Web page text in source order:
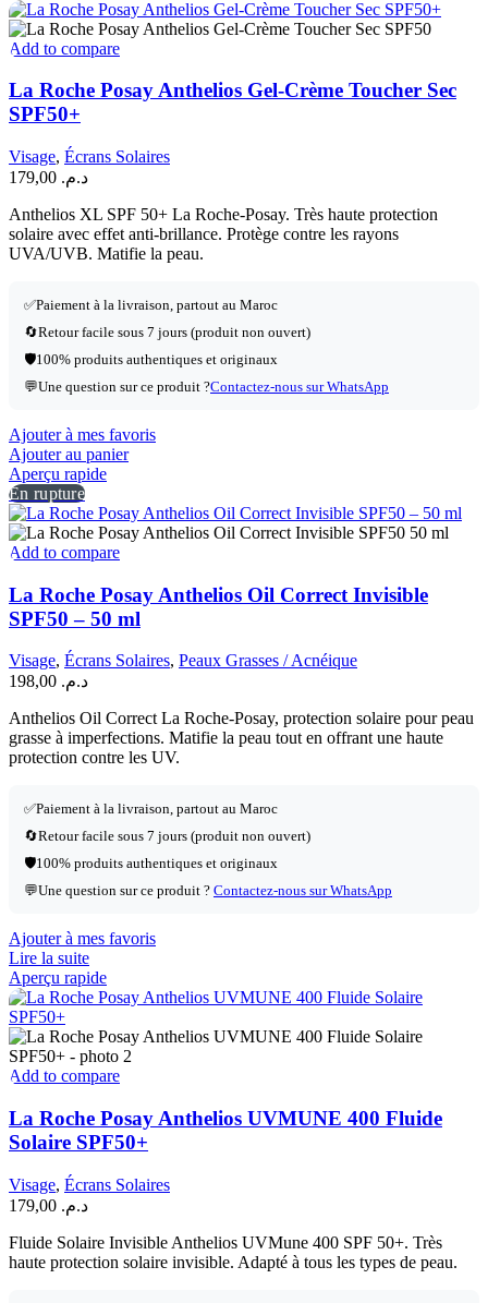
Add to compare
La Roche Posay Anthelios Gel-Crème Toucher Sec
SPF50+
Visage, Écrans Solaires
د.م.
Anthelios XL SPF 50+ La Roche-Posay. Très haute protection
solaire avec effet anti-brillance. Protège contre les rayons
UVA/UVB. Matifie la peau.
✅Paiement à la livraison, partout au Maroc
🔄Retour facile sous 7 jours (produit non ouvert)
🛡️100% produits authentiques et originaux
💬Une question sur ce produit ?Contactez-nous sur WhatsApp
Ajouter à mes favoris
Ajouter au panier
Aperçu rapide
En rupture
Add to compare
La Roche Posay Anthelios Oil Correct Invisible
SPF50 – 50 ml
Visage, Écrans Solaires, Peaux Grasses / Acnéique
د.م.
Anthelios Oil Correct La Roche-Posay, protection solaire pour peau
grasse à imperfections. Matifie la peau tout en offrant une haute
protection contre les UV.
✅Paiement à la livraison, partout au Maroc
🔄Retour facile sous 7 jours (produit non ouvert)
🛡️100% produits authentiques et originaux
💬Une question sur ce produit ? Contactez-nous sur WhatsApp
Ajouter à mes favoris
Lire la suite
Aperçu rapide
Add to compare
La Roche Posay Anthelios UVMUNE 400 Fluide
Solaire SPF50+
Visage, Écrans Solaires
د.م.
Fluide Solaire Invisible Anthelios UVMune 400 SPF 50+. Très
haute protection solaire invisible. Adapté à tous les types de peau.